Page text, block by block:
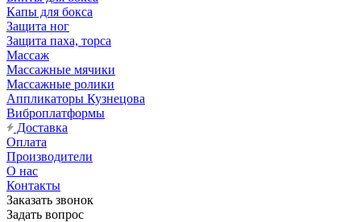
Капы для бокса
Защита ног
Защита паха, торса
Массаж
Массажные мячики
Массажные ролики
Аппликаторы Кузнецова
Виброплатформы
Доставка
Оплата
Производители
О нас
Контакты
Заказать звонок
Задать вопрос